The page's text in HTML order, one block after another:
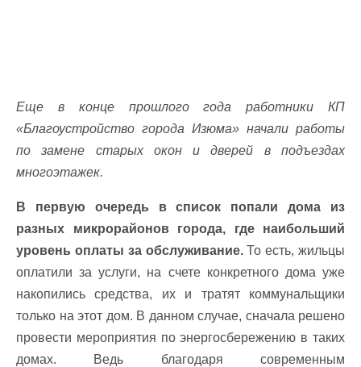
Еще в конце прошлого года работники КП
«Благоустройство города Изюма» начали работы
по замене старых окон и дверей в подъездах
многоэтажек.
В первую очередь в список попали дома из
разных микрорайонов города, где наибольший
уровень оплаты за обслуживание.То есть, жильцы
оплатили за услуги, на счете конкретного дома уже
накопились средства, их и тратят коммунальщики
только на этот дом. В данном случае, сначала решено
провести мероприятия по энергосбережению в таких
домах. Ведь благодаря современным